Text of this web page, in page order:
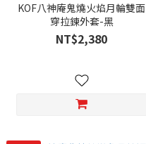
KOF八神庵鬼燒火焰月輪雙面
穿拉鍊外套-黑
NT$2,380